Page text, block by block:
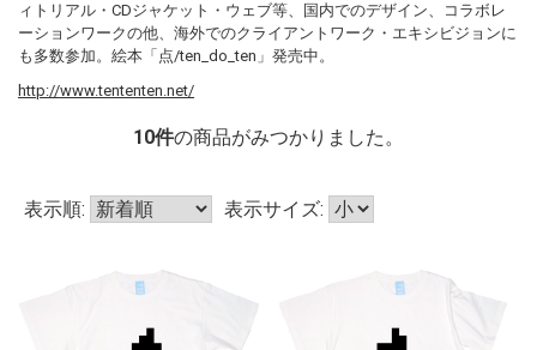
ィトリアル・CDジャケット・ウェブ等、国内でのデザイン、コラボレ
ーションワークの他、海外でのクライアントワーク・エキシビジョンに
も多数参加。絵本「点/ten_do_ten」発売中。
http://www.tententen.net/
10件の商品がみつかりました。
表示順: 表示サイズ: